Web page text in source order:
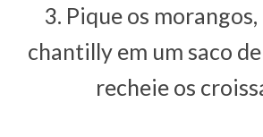
3. Pique os
chantilly em um saco
recheie os